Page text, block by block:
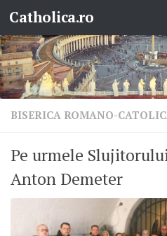
Skip to content
Catholica.ro
BISERICA ROMANO-
Pe urmele
Anton Demeter